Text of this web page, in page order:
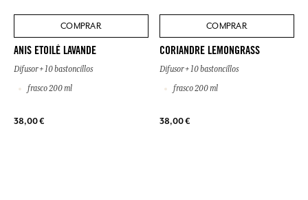
COMPRAR
ANIS ETOILÉ LAVANDE
Difusor + 10 bastoncillos
frasco 200 ml
38,00 €
COMPRAR
CORIANDRE LEMONGRASS
Difusor + 10 bastoncillos
frasco 200 ml
38,00 €